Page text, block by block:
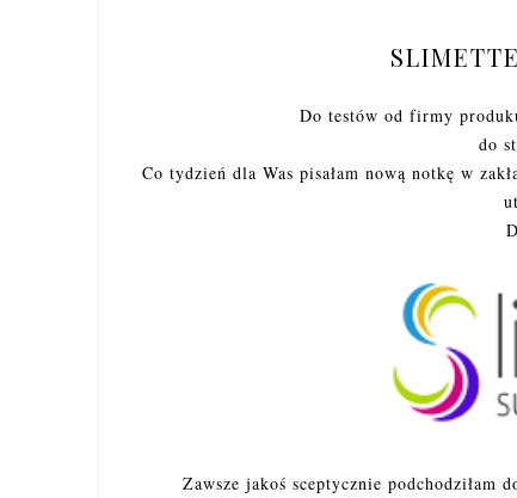
Do testów od firmy
do
Co tydzień dla Was pisałam nową notkę w
Zawsze jakoś sceptycznie podchodziłam